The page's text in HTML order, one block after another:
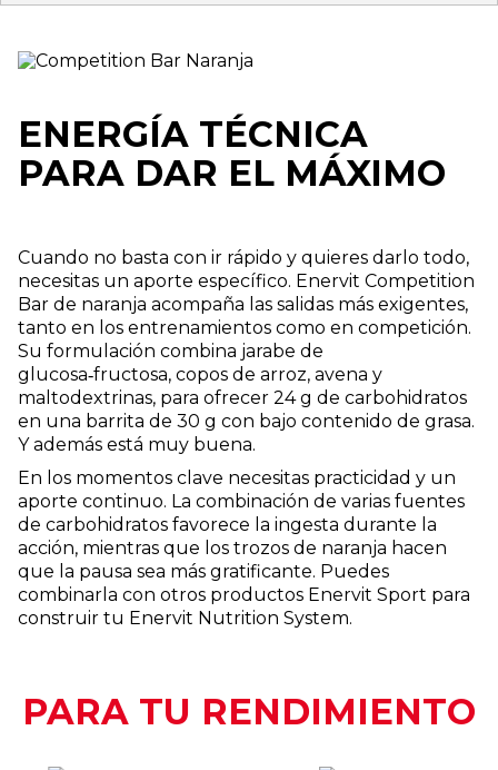
ENERGÍA TÉCNICA
PARA DAR EL MÁXIMO
Cuando no basta con ir rápido y quieres darlo todo,
necesitas un aporte específico. Enervit Competition
Bar de naranja acompaña las salidas más exigentes,
tanto en los entrenamientos como en competición.
Su formulación combina jarabe de
glucosa‑fructosa, copos de arroz, avena y
maltodextrinas, para ofrecer 24 g de carbohidratos
en una barrita de 30 g con bajo contenido de grasa.
Y además está muy buena.
En los momentos clave necesitas practicidad y un
aporte continuo. La combinación de varias fuentes
de carbohidratos favorece la ingesta durante la
acción, mientras que los trozos de naranja hacen
que la pausa sea más gratificante. Puedes
combinarla con otros productos Enervit Sport para
construir tu Enervit Nutrition System.
PARA TU RENDIMIENTO